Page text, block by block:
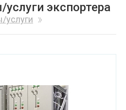
экспортера
услуги